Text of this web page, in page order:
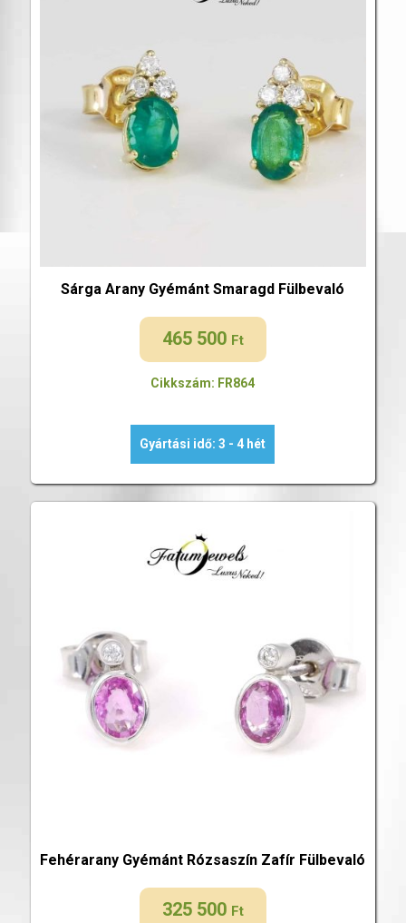
Sárga Arany Gyémánt Smaragd Fülbevaló
465 500 Ft
Cikkszám: FR864
Gyártási idő: 3 - 4 hét
Fehérarany Gyémánt Rózsaszín Zafír Fülbevaló
325 500 Ft